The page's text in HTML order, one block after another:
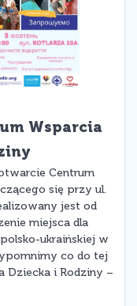
Wsparcia
Centrum
się przy ul.
jest od
miejsca dla
ukraińskiej w
co do tej
Dziecka i Rodziny –